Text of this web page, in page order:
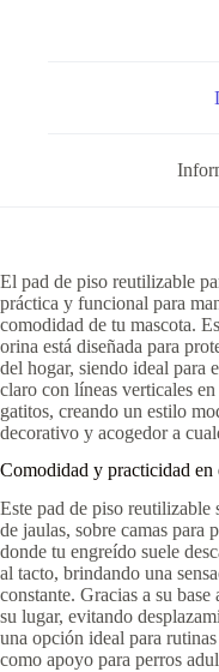
El pad de piso reutilizable
práctica y funcional para
comodidad de tu mascota.
orina está diseñada para
del hogar, siendo ideal para
claro con líneas verticales
gatitos, creando un estilo
decorativo y acogedor a
Comodidad y practicidad en
Este pad de piso reutilizable
de jaulas, sobre camas para
donde tu engreído suele
al tacto, brindando una
constante. Gracias a su
su lugar, evitando
una opción ideal para
como apoyo para perros